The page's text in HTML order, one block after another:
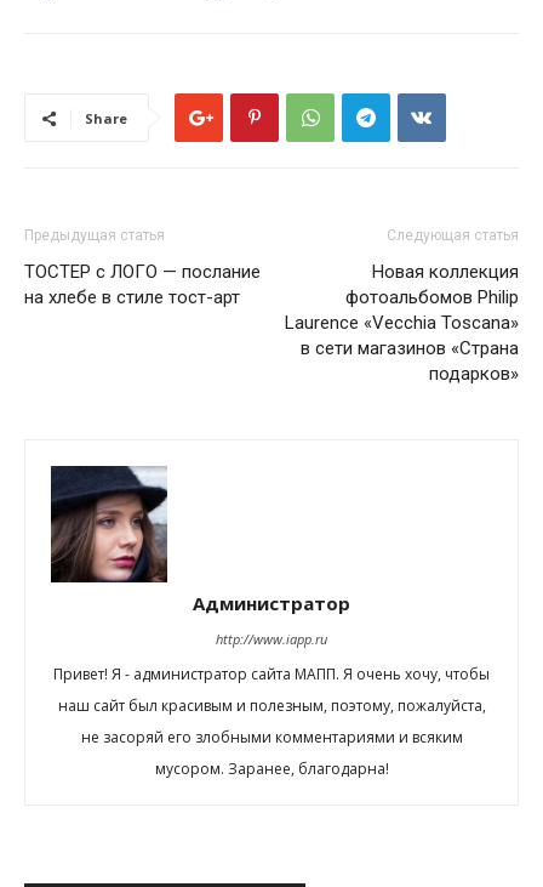
Share
Предыдущая статья
ТОСТЕР с ЛОГО — послание
на хлебе в стиле тост-арт
Следующая статья
Новая коллекция
фотоальбомов Philip
Laurence «Vecchia Toscana»
в сети магазинов «Страна
подарков»
Администратор
http://www.iapp.ru
Привет! Я - администратор сайта МАПП. Я очень хочу, чтобы
наш сайт был красивым и полезным, поэтому, пожалуйста,
не засоряй его злобными комментариями и всяким
мусором. Заранее, благодарна!